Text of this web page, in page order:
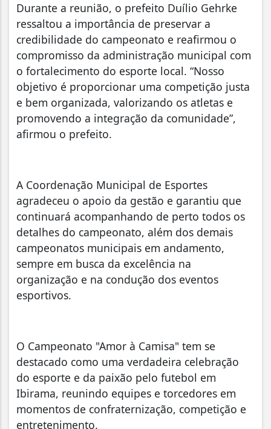
Durante a reunião, o prefeito Duílio Gehrke
ressaltou a importância de preservar a
credibilidade do campeonato e reafirmou o
compromisso da administração municipal com
o fortalecimento do esporte local. “Nosso
objetivo é proporcionar uma competição justa
e bem organizada, valorizando os atletas e
promovendo a integração da comunidade”,
afirmou o prefeito.
A Coordenação Municipal de Esportes
agradeceu o apoio da gestão e garantiu que
continuará acompanhando de perto todos os
detalhes do campeonato, além dos demais
campeonatos municipais em andamento,
sempre em busca da excelência na
organização e na condução dos eventos
esportivos.
O Campeonato "Amor à Camisa" tem se
destacado como uma verdadeira celebração
do esporte e da paixão pelo futebol em
Ibirama, reunindo equipes e torcedores em
momentos de confraternização, competição e
entretenimento.